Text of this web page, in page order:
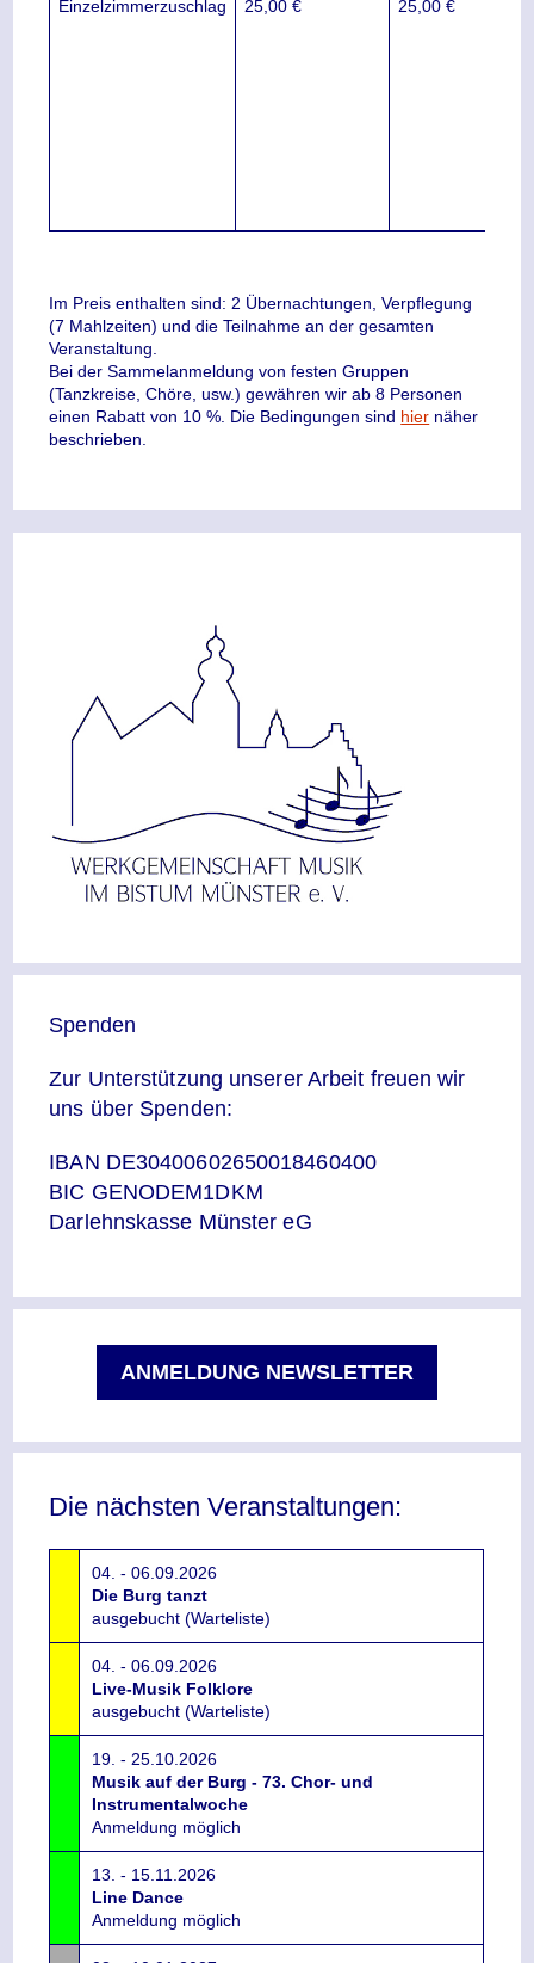
Einzelzimmerzuschlag 25,00 € 25,00 €
Im Preis enthalten sind: 2 Übernachtungen, Verpflegung
(7 Mahlzeiten) und die Teilnahme an der gesamten
Veranstaltung.
Bei der Sammelanmeldung von festen Gruppen
(Tanzkreise, Chöre, usw.) gewähren wir ab 8 Personen
einen Rabatt von 10 %. Die Bedingungen sind hier näher
beschrieben.
Spenden
Zur Unterstützung unserer Arbeit freuen wir
uns über Spenden:
IBAN DE30400602650018460400
BIC GENODEM1DKM
Darlehnskasse Münster eG
ANMELDUNG NEWSLETTER
Die nächsten Veranstaltungen:
04. - 06.09.2026
Die Burg tanzt
ausgebucht (Warteliste)
04. - 06.09.2026
Live-Musik Folklore
ausgebucht (Warteliste)
19. - 25.10.2026
Musik auf der Burg - 73. Chor- und
Instrumentalwoche
Anmeldung möglich
13. - 15.11.2026
Line Dance
Anmeldung möglich